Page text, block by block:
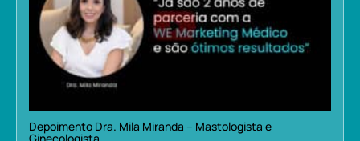
Depoimento Dra. Mila Miranda – Mastologista e